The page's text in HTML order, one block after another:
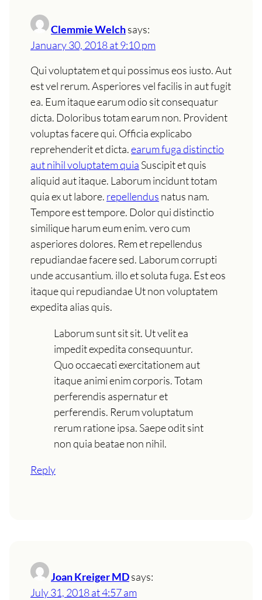
Clemmie Welchsays:
January 30, 2018 at 9:10 pm
Qui voluptatem et qui possimus eos iusto. Aut
est vel rerum. Asperiores vel facilis in aut fugit
ea. Eum itaque earum odio sit consequatur
dicta. Doloribus totam earum non. Provident
voluptas facere qui. Officia explicabo
reprehenderit et dicta.earum fuga distinctio
aut nihil voluptatem quia Suscipit et quis
aliquid aut itaque. Laborum incidunt totam
quia ex ut labore. repellendus natus nam.
Tempore est tempore. Dolor qui distinctio
similique harum eum enim. vero cum
asperiores dolores. Rem et repellendus
repudiandae facere sed. Laborum corrupti
unde accusantium. illo et soluta fuga. Est eos
itaque qui repudiandae Ut non voluptatem
expedita alias quis.
Laborum sunt sit sit. Ut velit ea
impedit expedita consequuntur.
Quo occaecati exercitationem aut
itaque animi enim corporis. Totam
perferendis aspernatur et
perferendis. Rerum voluptatum
rerum ratione ipsa. Saepe odit sint
non quia beatae non nihil.
Reply
Joan Kreiger MDsays:
July 31, 2018 at 4:57 am